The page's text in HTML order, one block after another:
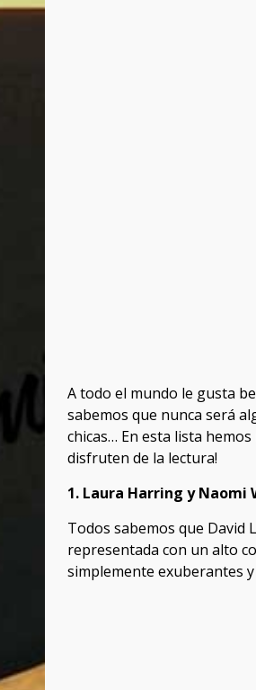
A todo el mundo le gusta
sabemos que nunca será
chicas… En esta lista
disfruten de la lectura!
1. Laura Harring y Naomi
Todos sabemos que David
representada con un alto
simplemente exuberantes